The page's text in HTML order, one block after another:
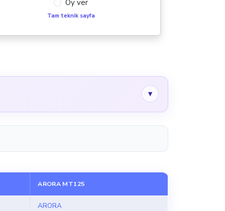
Oy ver
Tam teknik sayfa
▾
ARORA MT125
ARORA